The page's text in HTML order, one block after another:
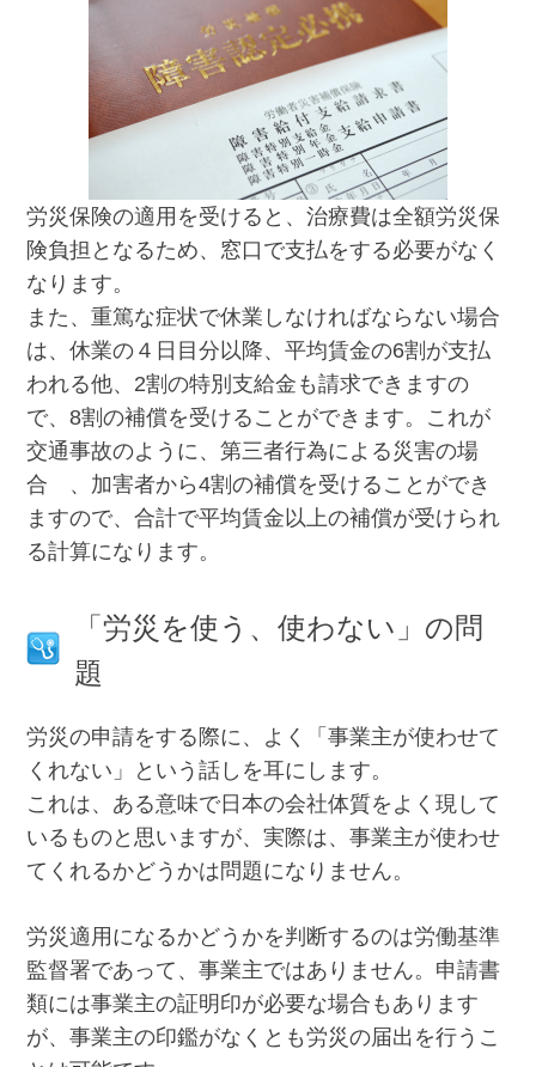
労災保険の適用を受けると、治療費は全額労災保
険負担となるため、窓口で支払をする必要がなく
なります。
また、重篤な症状で休業しなければならない場合
は、休業の４日目分以降、平均賃金の6割が支払
われる他、2割の特別支給金も請求できますの
で、8割の補償を受けることができます。これが
交通事故のように、第三者行為による災害の場
合 、加害者から4割の補償を受けることができ
ますので、合計で平均賃金以上の補償が受けられ
る計算になります。
「労災を使う、使わない」の問
題
労災の申請をする際に、よく「事業主が使わせて
くれない」という話しを耳にします。
これは、ある意味で日本の会社体質をよく現して
いるものと思いますが、実際は、事業主が使わせ
てくれるかどうかは問題になりません。
労災適用になるかどうかを判断するのは労働基準
監督署であって、事業主ではありません。申請書
類には事業主の証明印が必要な場合もあります
が、事業主の印鑑がなくとも労災の届出を行うこ